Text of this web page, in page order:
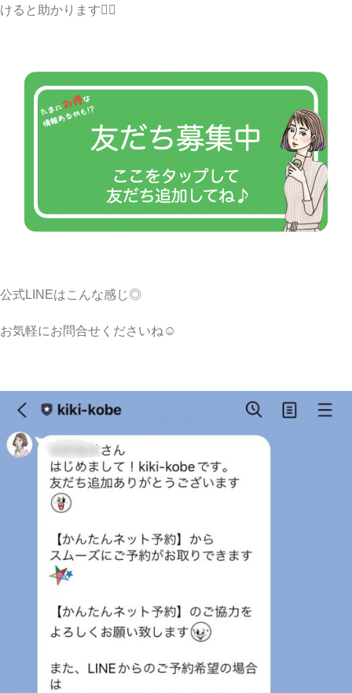
けると助かります🙇‍♀️
公式LINEはこんな感じ◎
お気軽にお問合せくださいね☺︎